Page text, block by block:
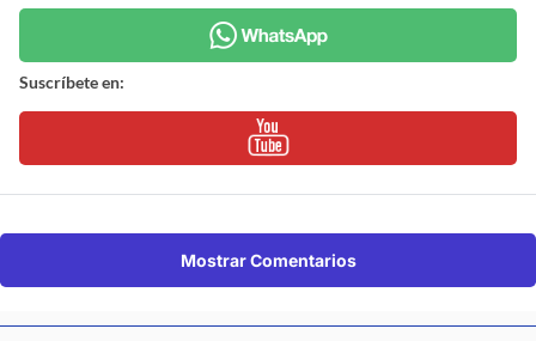
Suscríbete en:
Mostrar Comentarios